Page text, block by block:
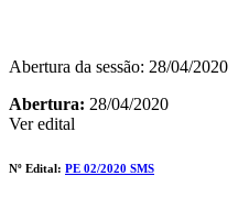
Abertura da sessão: 28/04/2020
Abertura: 28/04/2020
Ver edital
Nº Edital: PE 02/2020 SMS